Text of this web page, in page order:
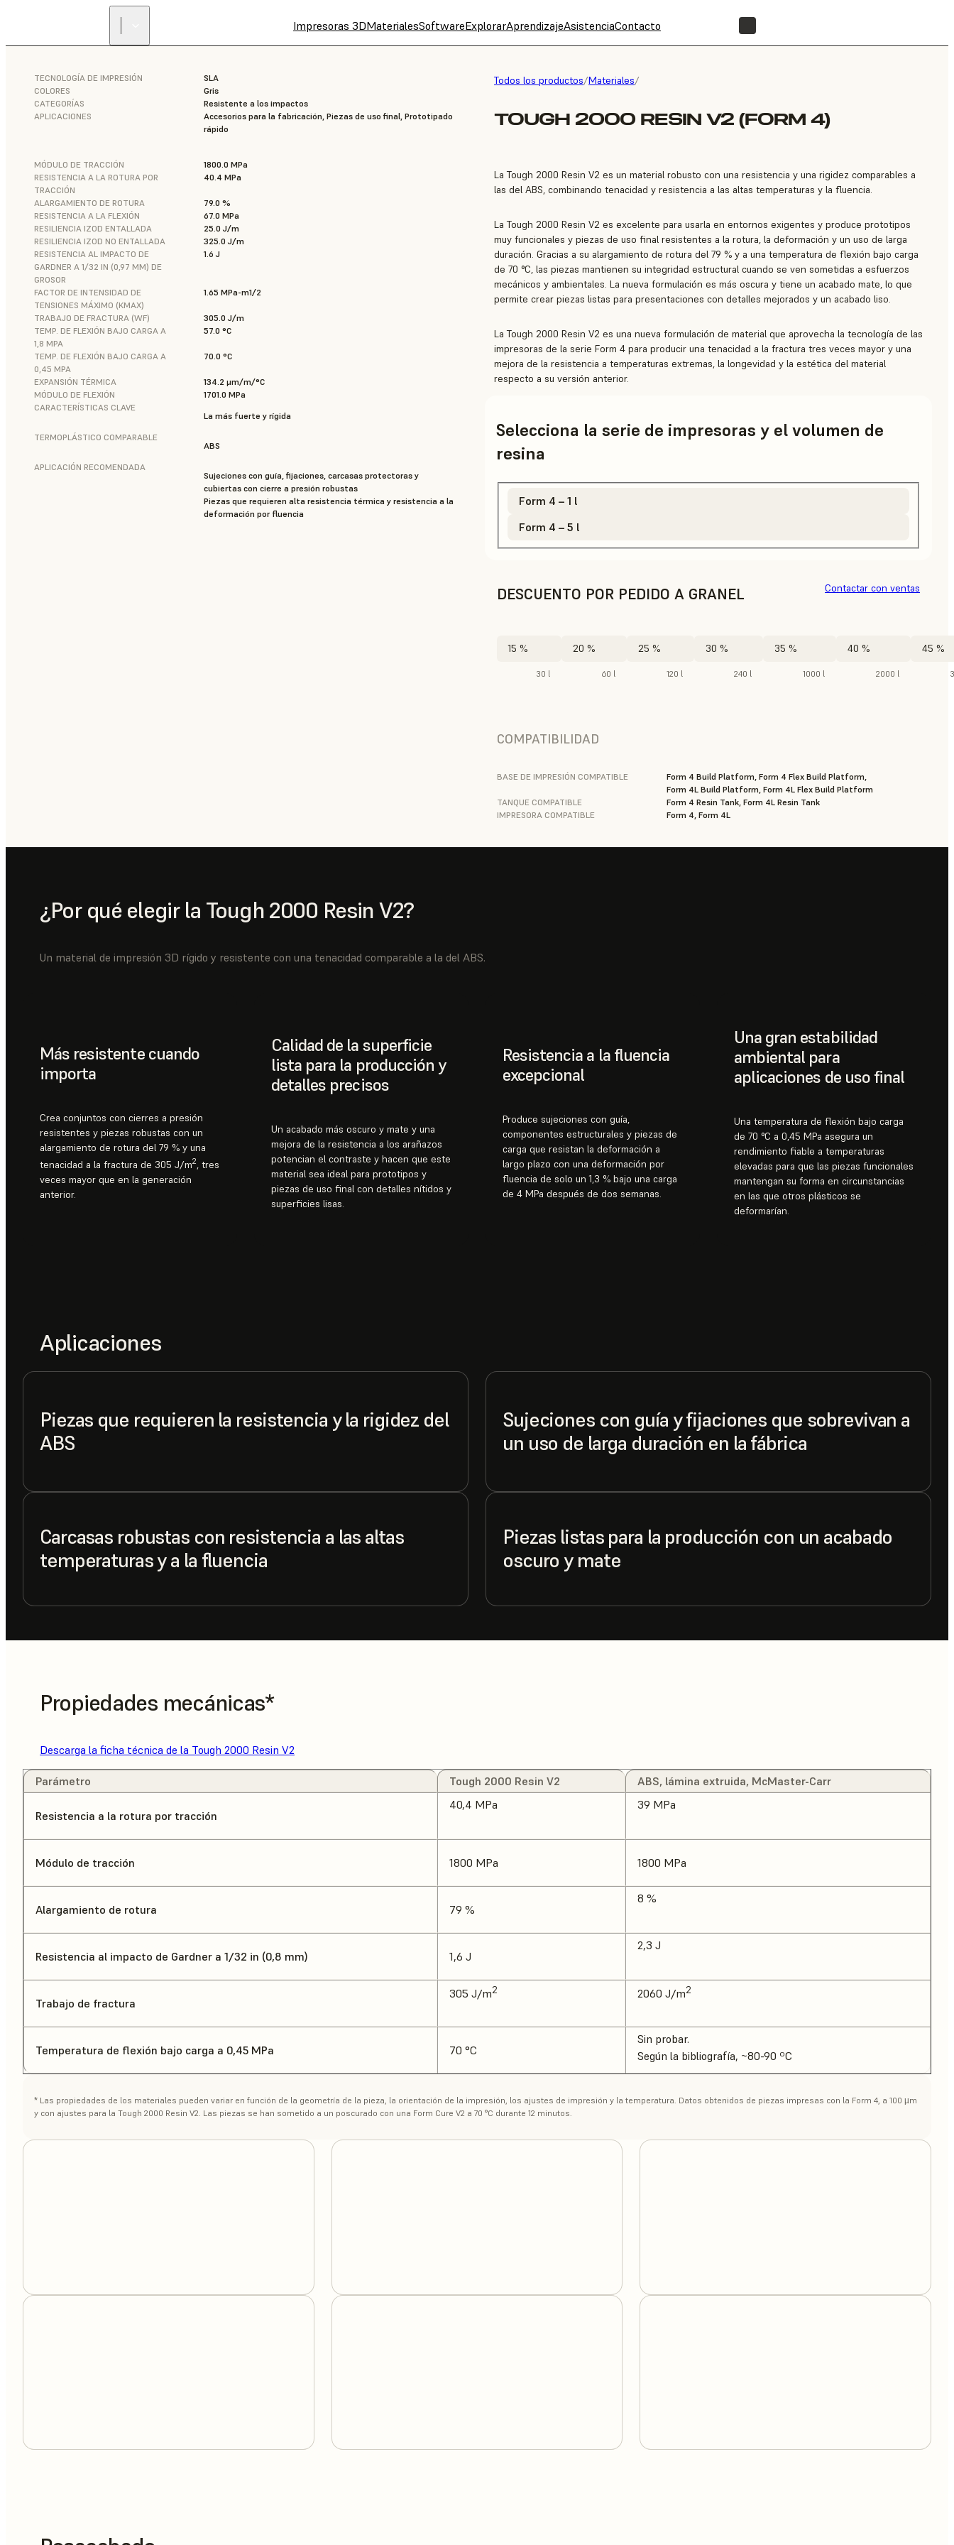
Impresoras 3DMaterialesSoftwareExplorarAprendizajeAsistenciaContacto
Todos los productos/Materiales/
TOUGH 2000 RESIN V2 (FORM 4)
TECNOLOGÍA DE IMPRESIÓN
SLA
COLORES
Gris
CATEGORÍAS
Resistente a los impactos
APLICACIONES
Accesorios para la fabricación, Piezas de uso final, Prototipado
rápido
MÓDULO DE TRACCIÓN
1800.0 MPa
RESISTENCIA A LA ROTURA POR
TRACCIÓN
40.4 MPa
ALARGAMIENTO DE ROTURA
79.0 %
RESISTENCIA A LA FLEXIÓN
67.0 MPa
RESILIENCIA IZOD ENTALLADA
25.0 J/m
RESILIENCIA IZOD NO ENTALLADA
325.0 J/m
RESISTENCIA AL IMPACTO DE
GARDNER A 1/32 IN (0,97 MM) DE
GROSOR
1.6 J
FACTOR DE INTENSIDAD DE
TENSIONES MÁXIMO (KMAX)
1.65 MPa-m1/2
TRABAJO DE FRACTURA (WF)
305.0 J/m
TEMP. DE FLEXIÓN BAJO CARGA A
1,8 MPA
57.0 °C
TEMP. DE FLEXIÓN BAJO CARGA A
0,45 MPA
70.0 °C
EXPANSIÓN TÉRMICA
134.2 μm/m/°C
MÓDULO DE FLEXIÓN
1701.0 MPa
CARACTERÍSTICAS CLAVE
La más fuerte y rígida
TERMOPLÁSTICO COMPARABLE
ABS
APLICACIÓN RECOMENDADA
Sujeciones con guía, fijaciones, carcasas protectoras y
cubiertas con cierre a presión robustas
Piezas que requieren alta resistencia térmica y resistencia a la
deformación por fluencia
La Tough 2000 Resin V2 es un material robusto con una resistencia y una rigidez comparables a
las del ABS, combinando tenacidad y resistencia a las altas temperaturas y la fluencia.
La Tough 2000 Resin V2 es excelente para usarla en entornos exigentes y produce prototipos
muy funcionales y piezas de uso final resistentes a la rotura, la deformación y un uso de larga
duración. Gracias a su alargamiento de rotura del 79 % y a una temperatura de flexión bajo carga
de 70 °C, las piezas mantienen su integridad estructural cuando se ven sometidas a esfuerzos
mecánicos y ambientales. La nueva formulación es más oscura y tiene un acabado mate, lo que
permite crear piezas listas para presentaciones con detalles mejorados y un acabado liso.
La Tough 2000 Resin V2 es una nueva formulación de material que aprovecha la tecnología de las
impresoras de la serie Form 4 para producir una tenacidad a la fractura tres veces mayor y una
mejora de la resistencia a temperaturas extremas, la longevidad y la estética del material
respecto a su versión anterior.
Selecciona la serie de impresoras y el volumen de
resina
Form 4 – 1 l
Form 4 – 5 l
DESCUENTO POR PEDIDO A GRANEL
15 %
30 l
20 %
60 l
25 %
120 l
30 %
240 l
35 %
1000 l
40 %
2000 l
45 %
Contactar con ventas
COMPATIBILIDAD
BASE DE IMPRESIÓN COMPATIBLE
Form 4 Build Platform, Form 4 Flex Build Platform,
Form 4L Build Platform, Form 4L Flex Build Platform
TANQUE COMPATIBLE
Form 4 Resin Tank, Form 4L Resin Tank
IMPRESORA COMPATIBLE
Form 4, Form 4L
¿Por qué elegir la Tough 2000 Resin V2?
Un material de impresión 3D rígido y resistente con una tenacidad comparable a la del ABS.
Más resistente cuando
importa
Crea conjuntos con cierres a presión
resistentes y piezas robustas con un
alargamiento de rotura del 79 % y una
tenacidad a la fractura de 305 J/m2, tres
veces mayor que en la generación
anterior.
Calidad de la superficie
lista para la producción y
detalles precisos
Un acabado más oscuro y mate y una
mejora de la resistencia a los arañazos
potencian el contraste y hacen que este
material sea ideal para prototipos y
piezas de uso final con detalles nítidos y
superficies lisas.
Resistencia a la fluencia
excepcional
Produce sujeciones con guía,
componentes estructurales y piezas de
carga que resistan la deformación a
largo plazo con una deformación por
fluencia de solo un 1,3 % bajo una carga
de 4 MPa después de dos semanas.
Una gran estabilidad
ambiental para
aplicaciones de uso final
Una temperatura de flexión bajo carga
de 70 °C a 0,45 MPa asegura un
rendimiento fiable a temperaturas
elevadas para que las piezas funcionales
mantengan su forma en circunstancias
en las que otros plásticos se
deformarían.
Aplicaciones
Piezas que requieren la resistencia y la rigidez del
ABS
Sujeciones con guía y fijaciones que sobrevivan a
un uso de larga duración en la fábrica
Carcasas robustas con resistencia a las altas
temperaturas y a la fluencia
Piezas listas para la producción con un acabado
oscuro y mate
Propiedades mecánicas*
Descarga la ficha técnica de la Tough 2000 Resin V2
Parámetro Tough 2000 Resin V2 ABS, lámina extruida, McMaster-Carr
Resistencia a la rotura por tracción
40,4 MPa 39 MPa
Módulo de tracción 1800 MPa 1800 MPa
Alargamiento de rotura 79 %
8 %
Resistencia al impacto de Gardner a 1/32 in (0,8 mm) 1,6 J
2,3 J
Trabajo de fractura
305 J/m2 2060 J/m2
Temperatura de flexión bajo carga a 0,45 MPa 70 °C
Sin probar.
Según la bibliografía, ~80-90 ºC
* Las propiedades de los materiales pueden variar en función de la geometría de la pieza, la orientación de la impresión, los ajustes de impresión y la temperatura. Datos obtenidos de piezas impresas con la Form 4, a 100 µm
y con ajustes para la Tough 2000 Resin V2. Las piezas se han sometido a un poscurado con una Form Cure V2 a 70 °C durante 12 minutos.